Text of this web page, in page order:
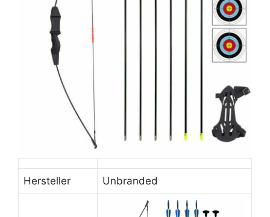
Hersteller Unbranded